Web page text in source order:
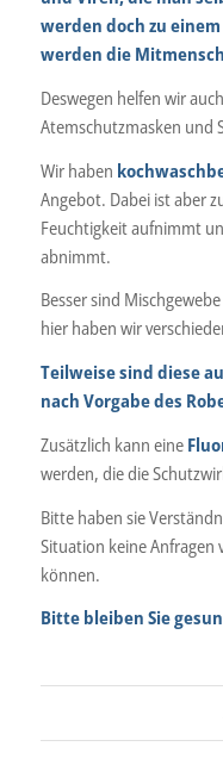
werden doch zu
werden die
Deswegen helfen wir
Atemschutzmasken und
Wir haben
Angebot. Dabei ist aber
Feuchtigkeit aufnimmt
abnimmt.
Besser sind
hier haben wir
Teilweise sind diese
nach Vorgabe des
Zusätzlich kann eine
werden, die die
Bitte haben sie
Situation keine Anfragen
können.
Bitte bleiben Sie